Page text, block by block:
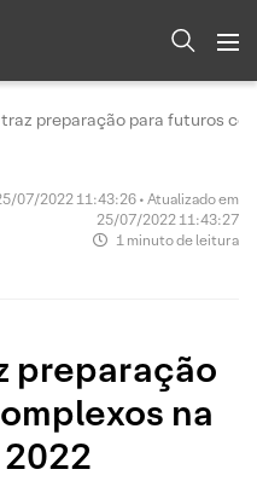
traz preparação para futuros
07/2022 11:43:26 • Atualizado em
25/07/2022 11:43:27
1 minuto de leitura
preparação
na